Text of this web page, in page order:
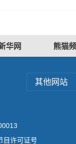
华网 熊猫
其他网站
目许可证号